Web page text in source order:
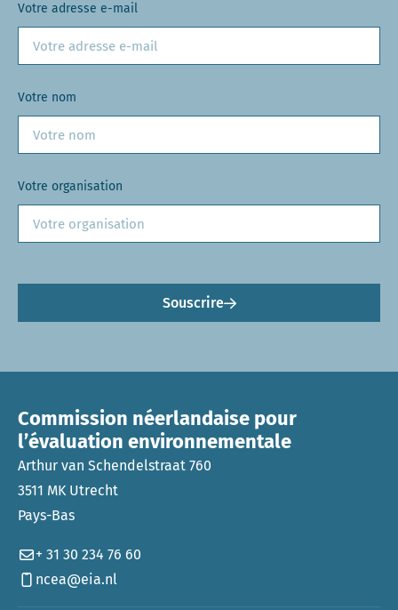
Votre adresse e-mail
Votre nom
Votre organisation
Souscrire
Commission néerlandaise pour
l’évaluation environnementale
Arthur van Schendelstraat 760
3511 MK Utrecht
Pays-Bas
+ 31 30 234 76 60
ncea@eia.nl